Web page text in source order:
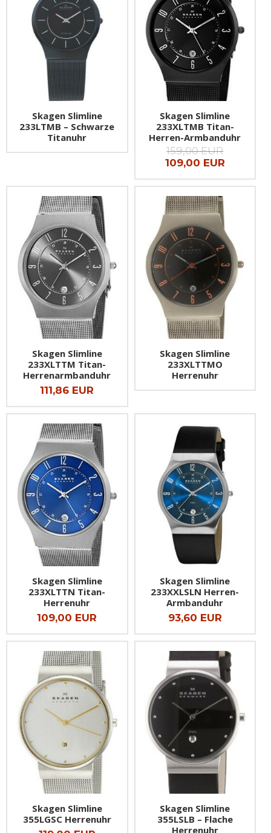
Skagen Slimline
233LTMB – Schwarze
Titanuhr
Skagen Slimline
233XLTMB Titan-
Herren-Armbanduhr
159,00 EUR
109,00 EUR
Skagen Slimline
233XLTTM Titan-
Herrenarmbanduhr
111,86 EUR
Skagen Slimline
233XLTTMO
Herrenuhr
Skagen Slimline
233XLTTN Titan-
Herrenuhr
109,00 EUR
Skagen Slimline
233XXLSLN Herren-
Armbanduhr
93,60 EUR
Skagen Slimline
355LGSC Herrenuhr
Skagen Slimline
355LSLB – Flache
Herrenuhr